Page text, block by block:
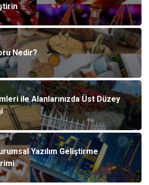
Nedir?
ile Alanlarınızda Üst Düzey
Yazılım Geliştirme